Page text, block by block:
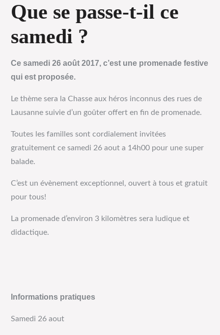
Que se passe-t-il ce
samedi ?
Ce samedi 26 août 2017, c’est une promenade festive
qui est proposée.
Le thème sera la Chasse aux héros inconnus des rues de
Lausanne suivie d’un goûter offert en fin de promenade.
Toutes les familles sont cordialement invitées
gratuitement ce samedi 26 aout a 14h00 pour une super
balade.
C’est un évènement exceptionnel, ouvert à tous et gratuit
pour tous!
La promenade d’environ 3 kilomètres sera ludique et
didactique.
Informations pratiques
Samedi 26 aout